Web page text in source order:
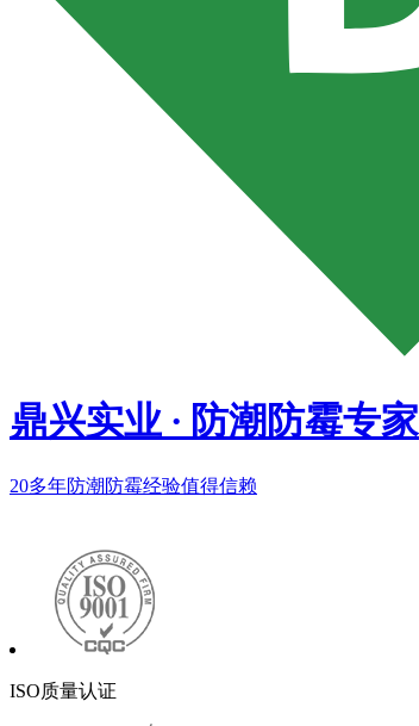
鼎兴实业 · 防潮防霉专家
20多年防潮防霉经验值得信赖
ISO质量认证